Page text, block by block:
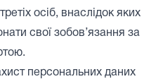
осіб, внаслідок яких
свої зобов’язання за
персональних даних